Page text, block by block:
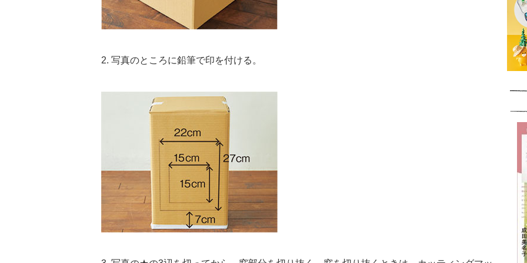
2. 写真のところに鉛筆で印を付ける。